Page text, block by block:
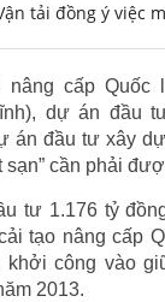
tải đồng ý việc
cấp Quốc
dự án đầu
án đầu tư xây
sạn” cần phải
tư 1.176 tỷ
tạo nâng cấp
công vào
2013.